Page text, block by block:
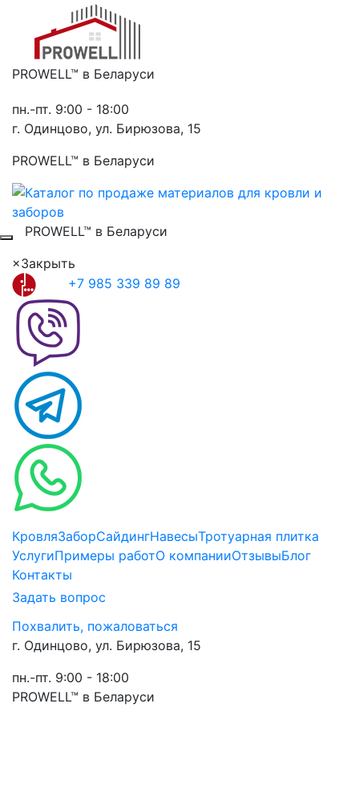
PROWELL™ в Беларуси
пн.-пт. 9:00 - 18:00
г. Одинцово, ул. Бирюзова, 15
PROWELL™ в Беларуси
PROWELL™ в Беларуси
×Закрыть
+7 985 339 89 89
КровляЗаборСайдингНавесыТротуарная плитка
УслугиПримеры работО компанииОтзывыБлог
Контакты
Задать вопрос
Похвалить, пожаловаться
г. Одинцово, ул. Бирюзова, 15
пн.-пт. 9:00 - 18:00
PROWELL™ в Беларуси